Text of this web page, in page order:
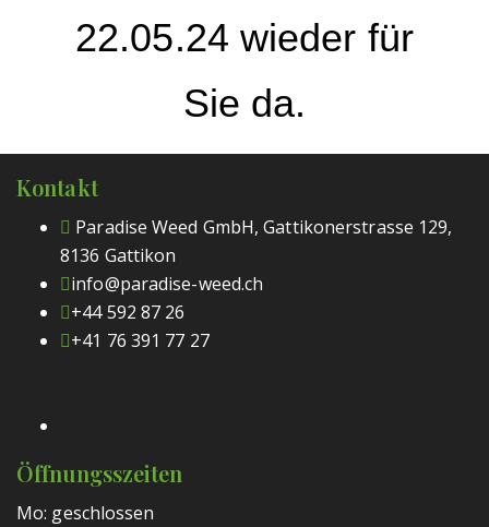
22.05.24 wieder für
Sie da.
Kontakt
Paradise Weed GmbH, Gattikonerstrasse 129,
8136 Gattikon
info@paradise-weed.ch
+44 592 87 26
+41 76 391 77 27
Öffnungsszeiten
Mo: geschlossen